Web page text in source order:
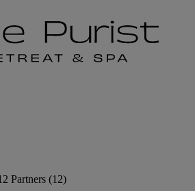
Partners (12)